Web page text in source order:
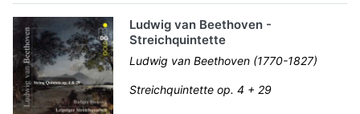
Ludwig van Beethoven -
Streichquintette
Ludwig van Beethoven (1770-1827)
Streichquintette op. 4 + 29